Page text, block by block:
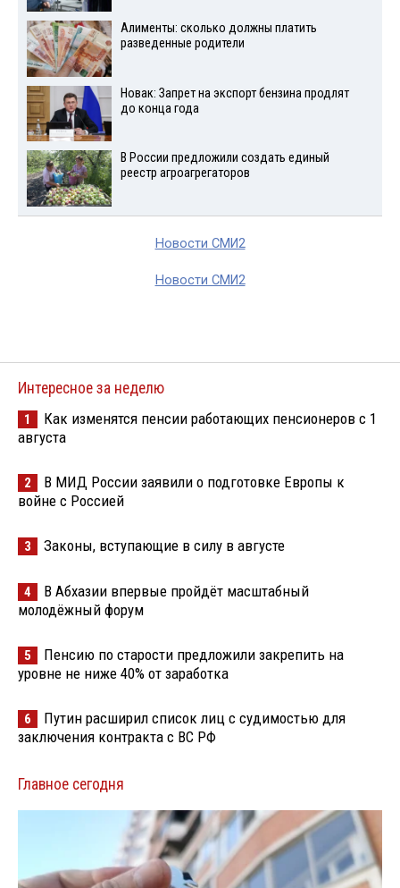
Алименты: сколько должны платить
разведенные родители
Новак: Запрет на экспорт бензина продлят
до конца года
В России предложили создать единый
реестр агроагрегаторов
Новости СМИ2
Новости СМИ2
Интересное за неделю
1
Как изменятся пенсии работающих пенсионеров с 1
августа
2
В МИД России заявили о подготовке Европы к
войне с Россией
3 Законы, вступающие в силу в августе
4
В Абхазии впервые пройдёт масштабный
молодёжный форум
5
Пенсию по старости предложили закрепить на
уровне не ниже 40% от заработка
6
Путин расширил список лиц с судимостью для
заключения контракта с ВС РФ
Главное сегодня